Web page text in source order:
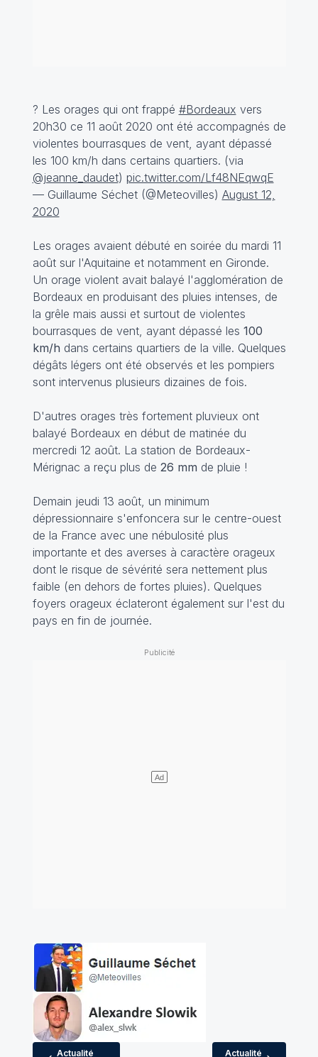
? Les orages qui ont frappé #Bordeaux vers
20h30 ce 11 août 2020 ont été accompagnés de
violentes bourrasques de vent, ayant dépassé
les 100 km/h dans certains quartiers. (via
@jeanne_daudet) pic.twitter.com/Lf48NEqwqE
— Guillaume Séchet (@Meteovilles) August 12,
2020
Les orages avaient débuté en soirée du mardi 11
août sur l'Aquitaine et notamment en Gironde.
Un orage violent avait balayé l'agglomération de
Bordeaux en produisant des pluies intenses, de
la grêle mais aussi et surtout de violentes
bourrasques de vent, ayant dépassé les 100
km/h dans certains quartiers de la ville. Quelques
dégâts légers ont été observés et les pompiers
sont intervenus plusieurs dizaines de fois.
D'autres orages très fortement pluvieux ont
balayé Bordeaux en début de matinée du
mercredi 12 août. La station de Bordeaux-
Mérignac a reçu plus de 26 mm de pluie !
Demain jeudi 13 août, un minimum
dépressionnaire s'enfoncera sur le centre-ouest
de la France avec une nébulosité plus
importante et des averses à caractère orageux
dont le risque de sévérité sera nettement plus
faible (en dehors de fortes pluies). Quelques
foyers orageux éclateront également sur l'est du
pays en fin de journée.
Actualité
Actualité